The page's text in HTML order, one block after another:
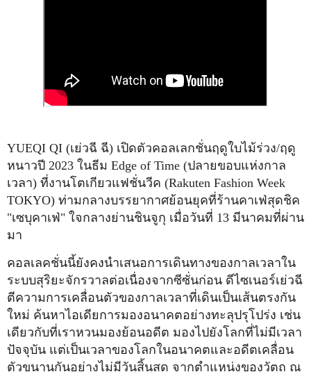
YUEQI QI (เย่วฉี ฉี) เปิดตัวคอลเลกชั่นฤดูใบไม้ร่วง/ฤดู
หนาวปี 2023 ในธีม Edge of Time (ปลายขอบแห่งกาล
เวลา) ที่งานโตเกียวแฟชั่นวีค (Rakuten Fashion Week
TOKYO) ท่ามกลางบรรยากาศย้อนยุคที่ร้านคาเฟ่สุดชิค
"เซบุคาเฟ่" ใจกลางย่านชินจูกุ เมื่อวันที่ 13 มีนาคมที่ผ่าน
มา
คอลเลคชั่นนี้ยังคงนำเสนอการเดินทางของกาลเวลาใน
ระบบสุริยะจักรวาลต่อเนื่องจากซีซั่นก่อน ดีไซเนอร์เย่วฉี
ตีความการเคลื่อนตัวของกาลเวลาที่เดินเป็นเส้นตรงกัน
ใหม่ ค้นหาไอเดียการมองอนาคตอย่างทะลุปรุโปร่ง เช่น
เดียวกับที่เราหวนมองย้อนอดีต มองไปยังโลกที่ไม่มีเวลา
ปัจจุบัน แต่เป็นเวลาของโลกในอนาคตและอดีตเคลื่อน
ตัวขนานกันอย่างไม่มีวันสิ้นสุด จากตำแหน่งของวัตถุ ณ